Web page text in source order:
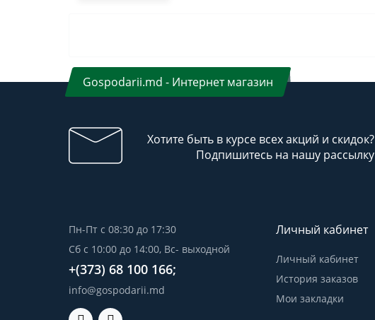
Gospodarii.md - Интернет магазин
Хотите быть в курсе всех акций и скидок?
Подпишитесь на нашу рассылку
Пн-Пт с 08:30 до 17:30
Сб с 10:00 до 14:00, Вс- выходной
+(373) 68 100 166;
info@gospodarii.md
Личный кабинет
Личный кабинет
История заказов
Мои закладки